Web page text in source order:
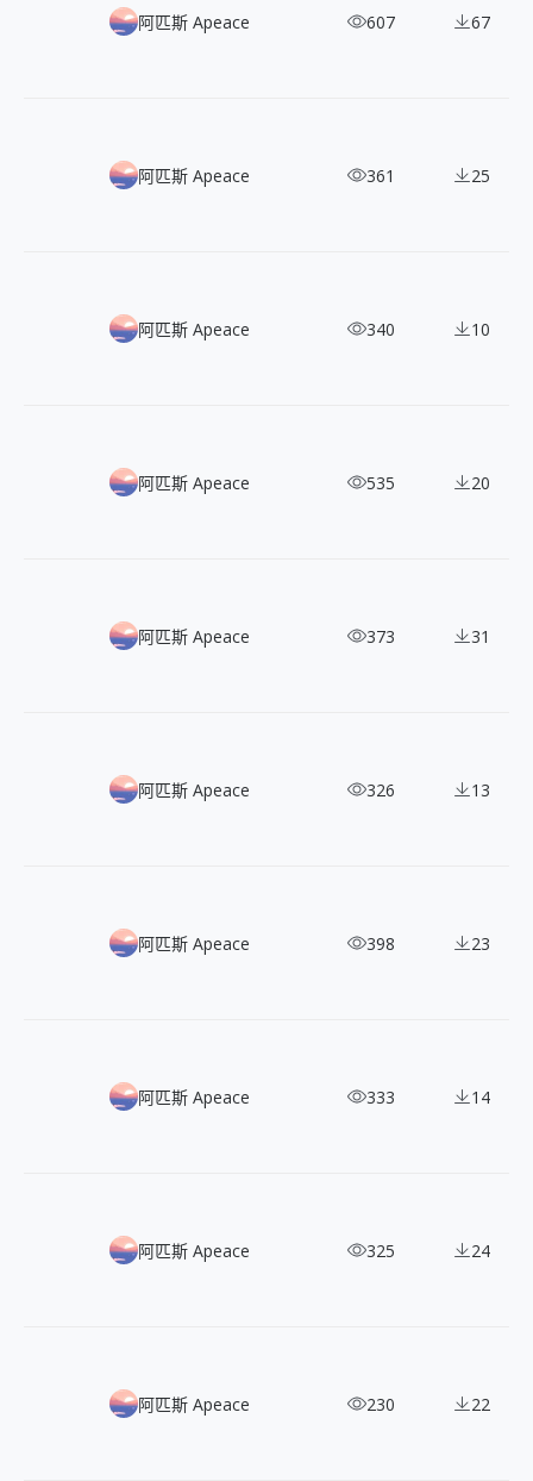
100 張三組簡約線條風格的開源向量插畫
阿匹斯 Apeace 607 67
50 款色彩鮮明大膽的塗鴉風向量插畫
阿匹斯 Apeace 361 25
120+ 款嬉皮雅痞仿油畫插畫：免費可商用的都會生活場景
阿匹斯 Apeace 340 10
極簡風格插畫組合：300+ 簡約幾何的向量插畫
阿匹斯 Apeace 535 20
100 款現代風格描邊插畫，免費可改作可商用
阿匹斯 Apeace 373 31
150 款向量角色插畫包：滿滿的生活與活動場景
阿匹斯 Apeace 326 13
100+ 黏土風格 SNS 與 App 的 3D 圖示插畫
阿匹斯 Apeace 398 23
80+ 三款免費黑白手繪風節日插畫，輕鬆呈現歡樂氛圍
阿匹斯 Apeace 333 14
100+ 免費可商用 Loomies 向量插畫，清新柔和的休閒日常
阿匹斯 Apeace 325 24
60+ 免費隨筆塗鴉向量插畫，打造活潑創意視覺
阿匹斯 Apeace 230 22